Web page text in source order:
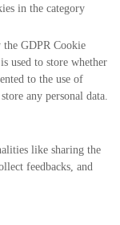
in the category
the GDPR Cookie
used to store whether
to the use of
any personal data.
like sharing the
feedbacks, and